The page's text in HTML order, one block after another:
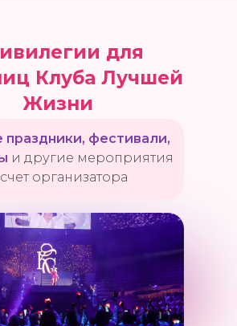
праздники, фестивали,
и другие мероприятия
организатора
для
Клуба Лучшей
Жизни